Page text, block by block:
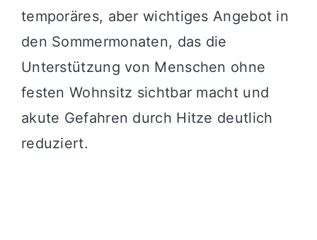
temporäres, aber wichtiges Angebot in
den Sommermonaten, das die
Unterstützung von Menschen ohne
festen Wohnsitz sichtbar macht und
akute Gefahren durch Hitze deutlich
reduziert.